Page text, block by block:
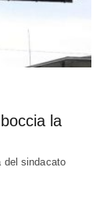
la
del sindacato